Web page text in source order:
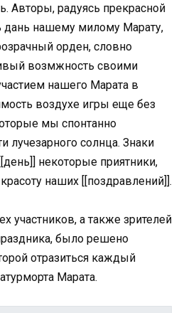
Авторы, радуясь прекрасной
дань нашему милому Марату,
орден, словно
возмжность своими
нашего Марата в
воздухе игры еще без
мы спонтанно
лучезарного солнца. Знаки
некоторые приятники,
наших [[поздравлений]].
участников, а также зрителей
было решено
отразиться каждый
Марата.